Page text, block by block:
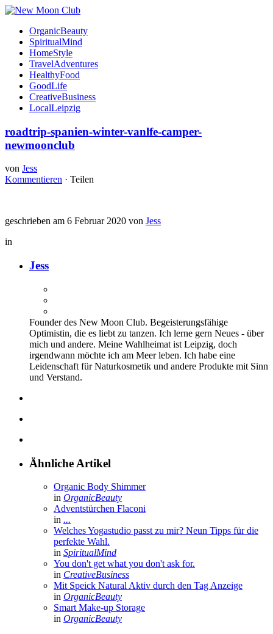
OrganicBeauty
SpiritualMind
HomeStyle
TravelAdventures
HealthyFood
GoodLife
CreativeBusiness
LocalLeipzig
roadtrip-spanien-winter-vanlfe-camper-
newmoonclub
von Jess
Kommentieren · Teilen
geschrieben am 6 Februar 2020 von Jess
in
Jess
Founder des New Moon Club. Begeisterungsfähige
Optimistin, die es liebt zu tanzen. Ich lerne gern Neues - über
mich und andere. Meine Wahlheimat ist Leipzig, doch
irgendwann möchte ich am Meer leben. Ich habe eine
Leidenschaft für Naturkosmetik und andere Produkte mit Sinn
und Verstand.
Ähnliche Artikel
Organic Body Shimmer
in OrganicBeauty
Adventstürchen Flaconi
in ...
Welches Yogastudio passt zu mir? Neun Tipps für die
perfekte Wahl.
in SpiritualMind
You don't get what you don't ask for.
in CreativeBusiness
Mit Speick Natural Aktiv durch den Tag Anzeige
in OrganicBeauty
Smart Make-up Storage
in OrganicBeauty